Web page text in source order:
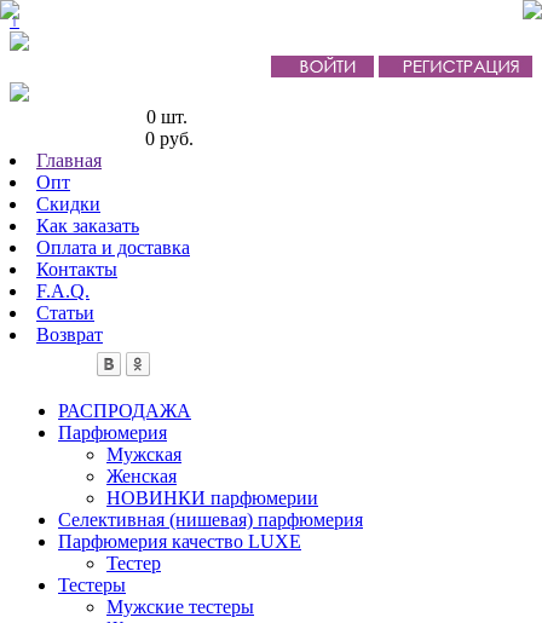
↑
0 шт.
0 руб.
Главная
Опт
Скидки
Как заказать
Оплата и доставка
Контакты
F.A.Q.
Статьи
Возврат
РАСПРОДАЖА
Парфюмерия
Мужская
Женская
НОВИНКИ парфюмерии
Селективная (нишевая) парфюмерия
Парфюмерия качество LUXE
Тестер
Тестеры
Мужские тестеры